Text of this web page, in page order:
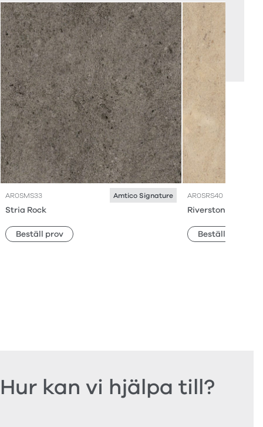
AR0SMS33 Amtico Signature
Stria Rock
Beställ prov
AR0SRS40
Riverstone Tundra
Beställ prov
Hur kan vi hjälpa till?